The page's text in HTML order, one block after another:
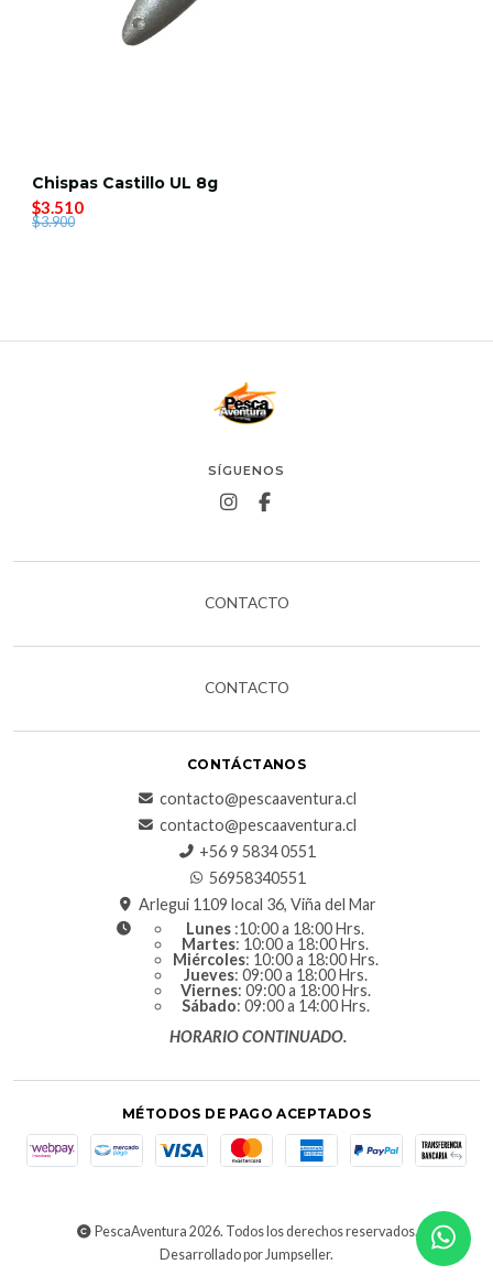
Chispas Castillo UL 8g
$3.510
$3.900
SÍGUENOS
CONTACTO
CONTACTO
CONTÁCTANOS
contacto@pescaaventura.cl
contacto@pescaaventura.cl
+56 9 5834 0551
56958340551
Arlegui 1109 local 36, Viña del Mar
Lunes :10:00 a 18:00 Hrs.
Martes: 10:00 a 18:00 Hrs.
Miércoles: 10:00 a 18:00 Hrs.
Jueves: 09:00 a 18:00 Hrs.
Viernes: 09:00 a 18:00 Hrs.
Sábado: 09:00 a 14:00 Hrs.
HORARIO CONTINUADO.
MÉTODOS DE PAGO ACEPTADOS
PescaAventura 2026. Todos los derechos reservados.
Desarrollado por Jumpseller.